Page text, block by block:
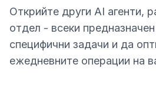
Открийте други AI агенти,
отдел - всеки
специфични задачи и да
ежедневните операции на